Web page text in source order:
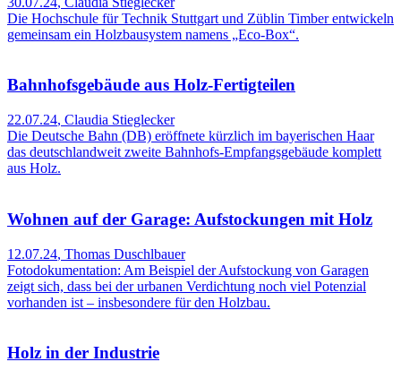
Die Hochschule für Technik Stuttgart und Züblin Timber entwickeln
gemeinsam ein Holzbausystem namens „Eco-Box“.
Bahnhofsgebäude aus Holz-Fertigteilen
22.07.24, Claudia Stieglecker
Die Deutsche Bahn (DB) eröffnete kürzlich im bayerischen Haar
das deutschlandweit zweite Bahnhofs-Empfangsgebäude komplett
aus Holz.
Wohnen auf der Garage: Aufstockungen mit Holz
12.07.24, Thomas Duschlbauer
Fotodokumentation: Am Beispiel der Aufstockung von Garagen
zeigt sich, dass bei der urbanen Verdichtung noch viel Potenzial
vorhanden ist – insbesondere für den Holzbau.
Holz in der Industrie